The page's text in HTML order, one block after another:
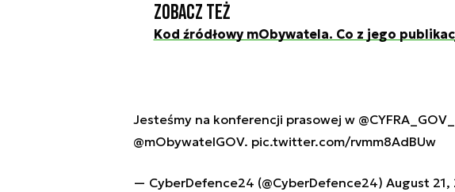
Zobacz też
Kod źródłowy mObywatela. Co z jego
Jesteśmy na konferencji prasowej w
@mObywatelGOV. pic.twitter.com/rvmm8AdBUw
— CyberDefence24 (@CyberDefence24) August 21,